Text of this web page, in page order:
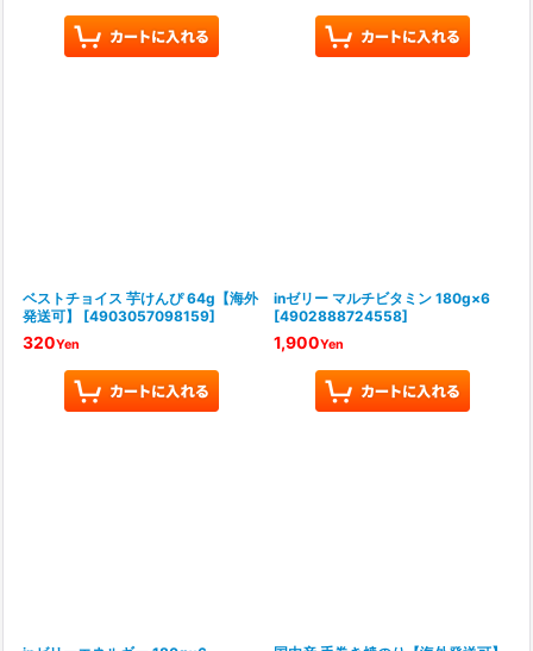
ベストチョイス 芋けんぴ 64g【海外
発送可】
[4903057098159]
320Yen
inゼリー マルチビタミン 180g×6
[4902888724558]
1,900Yen